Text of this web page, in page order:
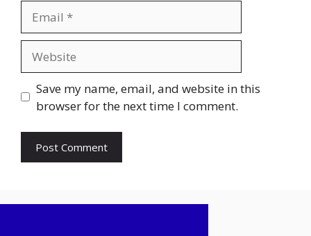
Save my name, email, and website in this
browser for the next time I comment.